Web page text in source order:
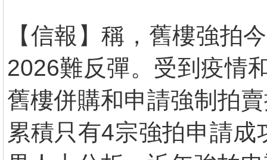
【信報】稱，舊樓強拍
2026難反彈。受到疫情
舊樓併購和申請強制拍
累積只有4宗強拍申請